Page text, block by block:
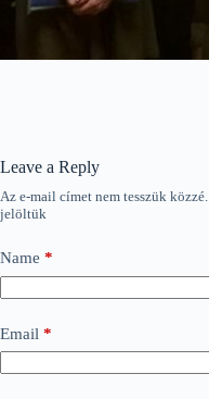
Leave a Reply
Az e-mail címet nem tesszük közzé.
jelöltük
Name *
Email *